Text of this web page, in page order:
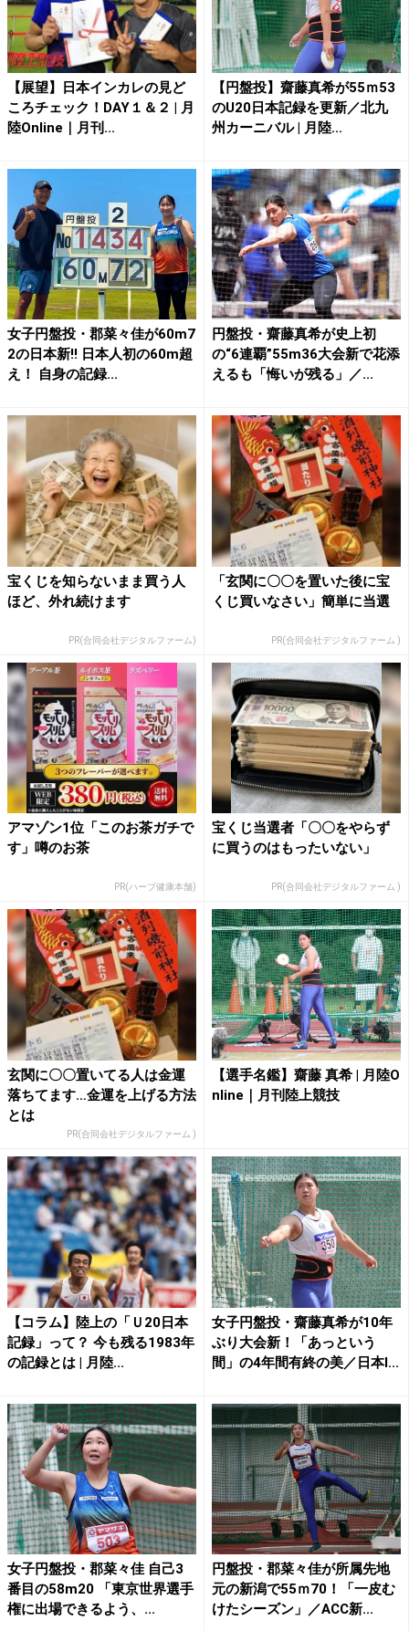
【展望】日本インカレの見ど
ころチェック！DAY１＆２ | 月
陸Online｜月刊...
【円盤投】齋藤真希が55ｍ53
のU20日本記録を更新／北九
州カーニバル | 月陸...
女子円盤投・郡菜々佳が60m7
2の日本新!! 日本人初の60m超
え！ 自身の記録...
円盤投・齋藤真希が史上初
の“6連覇”55m36大会新で花添
えるも「悔いが残る」／...
宝くじを知らないまま買う人
ほど、外れ続けます
PR(合同会社デジタルファーム)
「玄関に〇〇を置いた後に宝
くじ買いなさい」簡単に当選
PR(合同会社デジタルファーム )
アマゾン1位「このお茶ガチで
す」噂のお茶
PR(ハーブ健康本舗)
宝くじ当選者「〇〇をやらず
に買うのはもったいない」
PR(合同会社デジタルファーム )
玄関に〇〇置いてる人は金運
落ちてます…金運を上げる方法
とは
PR(合同会社デジタルファーム )
【選手名鑑】齋藤 真希 | 月陸O
nline｜月刊陸上競技
【コラム】陸上の「Ｕ20日本
記録」って？ 今も残る1983年
の記録とは | 月陸...
女子円盤投・齋藤真希が10年
ぶり大会新！「あっという
間」の4年間有終の美／日本I...
女子円盤投・郡菜々佳 自己3
番目の58m20 「東京世界選手
権に出場できるよう、...
円盤投・郡菜々佳が所属先地
元の新潟で55ｍ70！「一皮む
けたシーズン」／ACC新...